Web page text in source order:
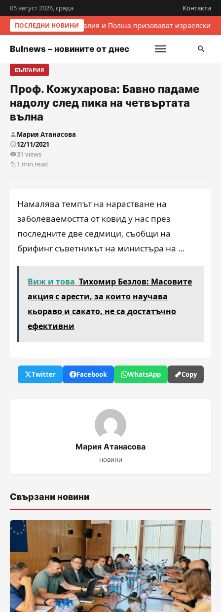
05 август 2026, сряда Контакти
ПОСЛЕДНИ НОВИНИИталия и Полша призовават
Bulnews – новините от днес
БЪЛГАРИЯ
Проф. Кожухарова: Бавно падаме
надолу след пика на четвъртата
вълна
Мария Атанасова
12/11/2021
31 views
1 min read
Намалява темпът на нарастване на
заболеваемостта от ковид у нас през
последните две седмици, съобщи на
брифинг съветникът на министъра на …
Виж и това Тихомир Безлов: Масовите
акция с арести, за които научава
кьораво и сакато, не са достатъчно
ефективни
Twitter Facebook WhatsApp Copy
Мария Атанасова
новини
Свързани новини